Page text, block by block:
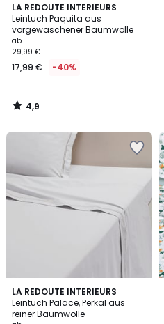
LA REDOUTE INTERIEURS
Leintuch Paquita aus
vorgewaschener Baumwolle
ab
29,99 €
17,99 € -40%
4,9
/ 5
4,9
/
LA REDOUTE INTERIEURS
Leintuch Palace, Perkal aus
reiner Baumwolle
4,4
/ 5